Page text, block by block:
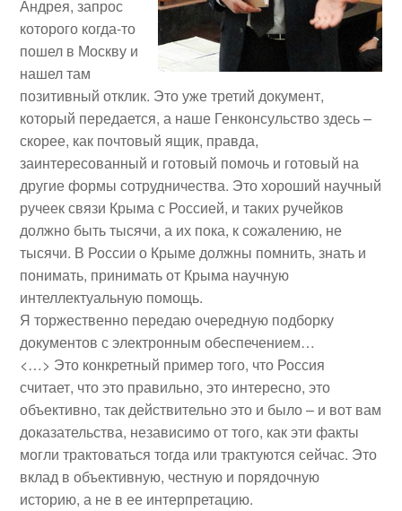
Андрея, запрос
которого когда-то
пошел в Москву и
нашел там
позитивный отклик. Это уже третий документ,
который передается, а наше Генконсульство здесь –
скорее, как почтовый ящик, правда,
заинтересованный и готовый помочь и готовый на
другие формы сотрудничества. Это хороший научный
ручеек связи Крыма с Россией, и таких ручейков
должно быть тысячи, а их пока, к сожалению, не
тысячи. В России о Крыме должны помнить, знать и
понимать, принимать от Крыма научную
интеллектуальную помощь.
Я торжественно передаю очередную подборку
документов с электронным обеспечением…
<…> Это конкретный пример того, что Россия
считает, что это правильно, это интересно, это
объективно, так действительно это и было – и вот вам
доказательства, независимо от того, как эти факты
могли трактоваться тогда или трактуются сейчас. Это
вклад в объективную, честную и порядочную
историю, а не в ее интерпретацию.